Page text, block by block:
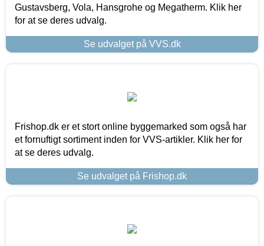
Gustavsberg, Vola, Hansgrohe og Megatherm. Klik her
for at se deres udvalg.
Se udvalget på VVS.dk
Frishop.dk er et stort online byggemarked som også har
et fornuftigt sortiment inden for VVS-artikler. Klik her for
at se deres udvalg.
Se udvalget på Frishop.dk